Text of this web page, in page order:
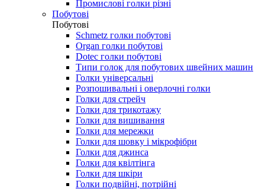
Промислові голки різні
Побутові
Побутові
Schmetz голки побутові
Organ голки побутові
Dotec голки побутові
Типи голок для побутових швейних машин
Голки універсальні
Розпошивальні і оверлочні голки
Голки для стрейч
Голки для трикотажу
Голки для вишивання
Голки для мережки
Голки для шовку і мікрофібри
Голки для джинса
Голки для квілтінга
Голки для шкіри
Голки подвійні, потрійні